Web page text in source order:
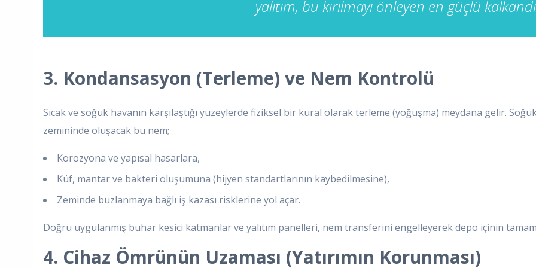
yalıtım, bu kırılmayı önleyen en güçlü
3. Kondansasyon (Terleme) ve Nem Kontrolü
Sıcak ve soğuk havanın karşılaştığı yüzeylerde fiziksel bir kural olarak terleme (yoğuşma) meydana gelir.
zemininde oluşacak bu nem;
Korozyona ve yapısal hasarlara,
Küf, mantar ve bakteri oluşumuna (hijyen standartlarının kaybedilmesine),
Zeminde buzlanmaya bağlı iş kazası risklerine yol açar.
Doğru uygulanmış buhar kesici katmanlar ve yalıtım panelleri, nem transferini engelleyerek depo içinin
4. Cihaz Ömrünün Uzaması (Yatırımın Korunması)